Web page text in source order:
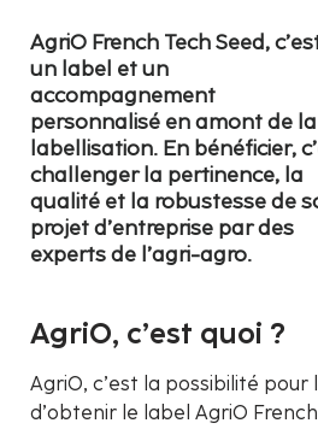
AgriO French Tech Seed,
un label et un
accompagnement
personnalisé en amont de la
labellisation. En bénéficier,
challenger la pertinence, la
qualité et la robustesse de
projet d’entreprise par des
experts de l’agri-agro.
AgriO, c’est quoi ?
AgriO, c’est la possibilité
d’obtenir le label AgriO